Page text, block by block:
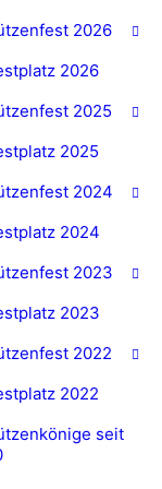
2026
2026
2025
2025
2024
2024
2023
2023
2022
2022
seit